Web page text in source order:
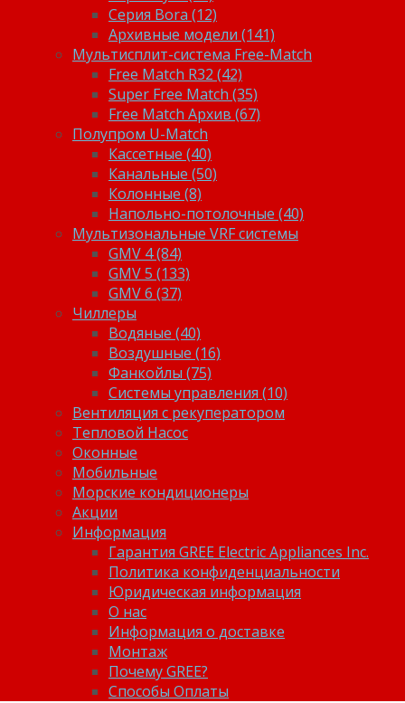
Серия Bora (12)
Архивные модели (141)
Мультисплит-система Free-Match
Free Match R32 (42)
Super Free Match (35)
Free Match Архив (67)
Полупром U-Match
Кассетные (40)
Канальные (50)
Колонные (8)
Напольно-потолочные (40)
Мультизональные VRF системы
GMV 4 (84)
GMV 5 (133)
GMV 6 (37)
Чиллеры
Водяные (40)
Воздушные (16)
Фанкойлы (75)
Системы управления (10)
Вентиляция с рекуператором
Тепловой Насос
Оконные
Мобильные
Морские кондиционеры
Акции
Информация
Гарантия GREE Electric Appliances Inc.
Политика конфиденциальности
Юридическая информация
О нас
Информация о доставке
Монтаж
Почему GREE?
Способы Оплаты